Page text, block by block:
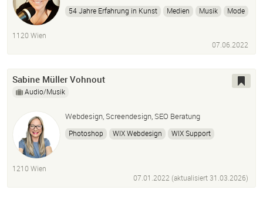
54 Jahre Erfahrung in Kunst Medien Musik
Mode
1120 Wien
07.06.2022
Sabine Müller Vohnout
Audio/Musik
Webdesign, Screendesign, SEO Beratung
Photoshop WIX Webdesign
WIX Support
1210 Wien
07.01.2022 (aktualisiert 31.03.2026)